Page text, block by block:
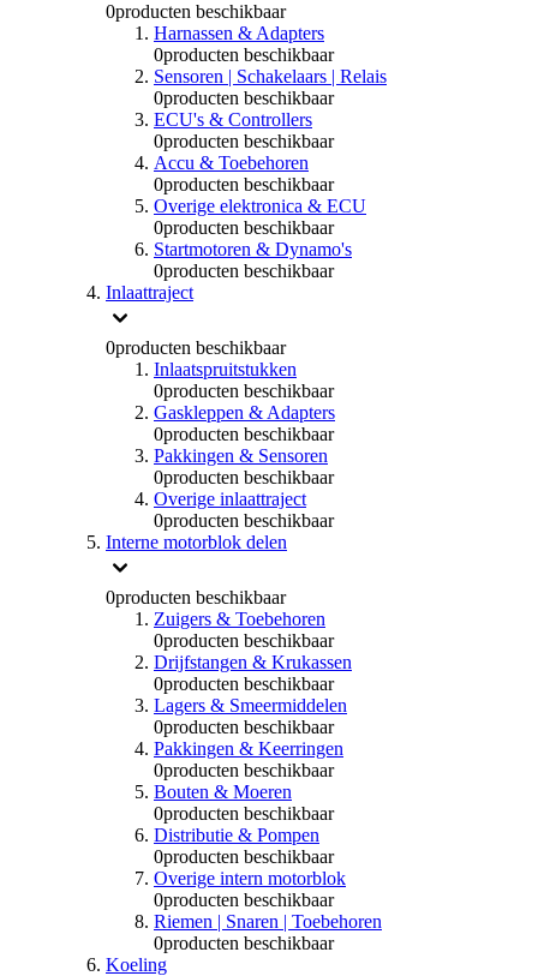
0producten beschikbaar
Harnassen & Adapters
0producten beschikbaar
Sensoren | Schakelaars | Relais
0producten beschikbaar
ECU's & Controllers
0producten beschikbaar
Accu & Toebehoren
0producten beschikbaar
Overige elektronica & ECU
0producten beschikbaar
Startmotoren & Dynamo's
0producten beschikbaar
Inlaattraject
0producten beschikbaar
Inlaatspruitstukken
0producten beschikbaar
Gaskleppen & Adapters
0producten beschikbaar
Pakkingen & Sensoren
0producten beschikbaar
Overige inlaattraject
0producten beschikbaar
Interne motorblok delen
0producten beschikbaar
Zuigers & Toebehoren
0producten beschikbaar
Drijfstangen & Krukassen
0producten beschikbaar
Lagers & Smeermiddelen
0producten beschikbaar
Pakkingen & Keerringen
0producten beschikbaar
Bouten & Moeren
0producten beschikbaar
Distributie & Pompen
0producten beschikbaar
Overige intern motorblok
0producten beschikbaar
Riemen | Snaren | Toebehoren
0producten beschikbaar
Koeling